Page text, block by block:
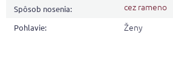
Spôsob nosenia: cez rameno
Pohlavie: Ženy